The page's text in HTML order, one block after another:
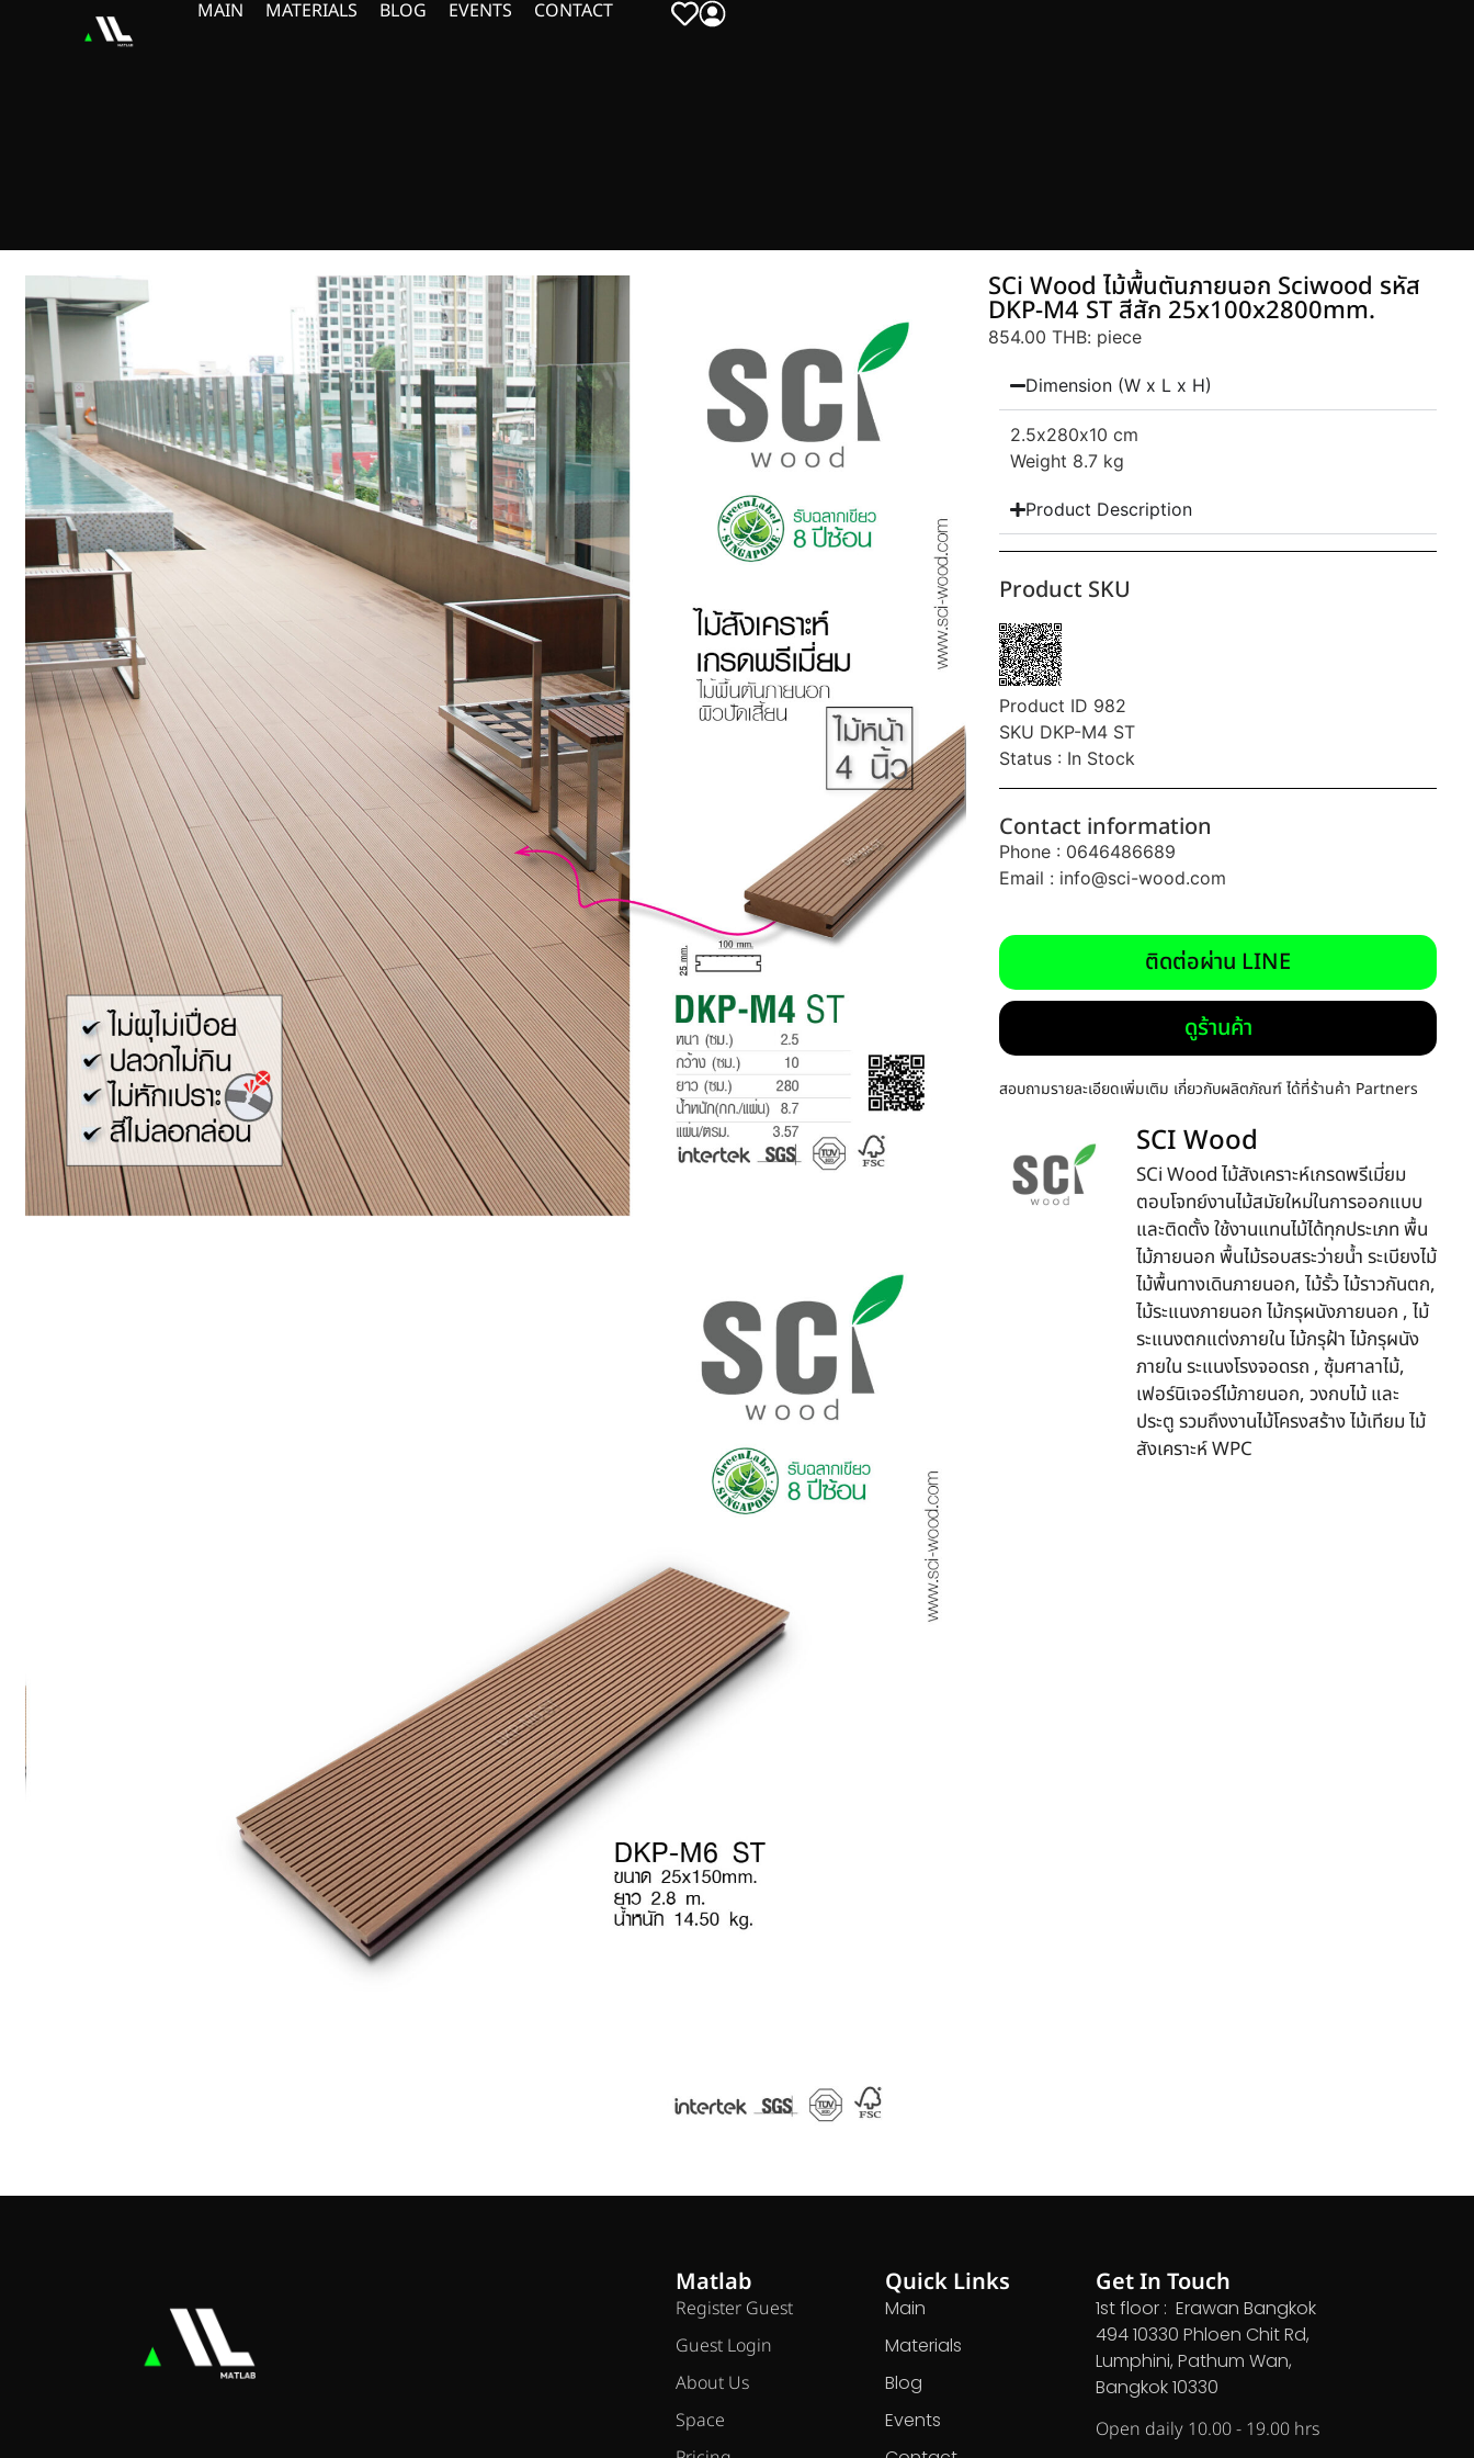
MAIN MATERIALS BLOG EVENTS CONTACT
SCi Wood ไม้พื้นตันภายนอก Sciwood รหัส
DKP-M4 ST สีสัก 25x100x2800mm.
854.00 THB: piece
Dimension (W x L x H)
2.5x280x10 cm
Weight 8.7 kg
Product Description
Product SKU
Product ID 982
SKU DKP-M4 ST
Status : In Stock
Contact information
Phone : 0646486689
Email : info@sci-wood.com
ติดต่อผ่าน LINE
ดูร้านค้า
สอบถามรายละเอียดเพิ่มเติม เกี่ยวกับผลิตภัณฑ์ ได้ที่ร้านค้า Partners
SCI Wood
SCi Wood ไม้สังเคราะห์เกรดพรีเมี่ยม
ตอบโจทย์งานไม้สมัยใหม่ในการออกแบบ
และติดตั้ง ใช้งานแทนไม้ได้ทุกประเภท พื้น
ไม้ภายนอก พื้นไม้รอบสระว่ายน้ำ ระเบียงไม้
ไม้พื้นทางเดินภายนอก, ไม้รั้ว ไม้ราวกันตก,
ไม้ระแนงภายนอก ไม้กรุผนังภายนอก , ไม้
ระแนงตกแต่งภายใน ไม้กรุฝ้า ไม้กรุผนัง
ภายใน ระแนงโรงจอดรถ , ซุ้มศาลาไม้,
เฟอร์นิเจอร์ไม้ภายนอก, วงกบไม้ และ
ประตู รวมถึงงานไม้โครงสร้าง ไม้เทียม ไม้
สังเคราะห์ WPC
Matlab
Register Guest
Guest Login
About Us
Space
Quick Links
Main
Materials
Blog
Events
Get In Touch
1st floor : Erawan Bangkok
494 10330 Phloen Chit Rd,
Lumphini, Pathum Wan,
Bangkok 10330
Open daily 10.00 - 19.00 hrs